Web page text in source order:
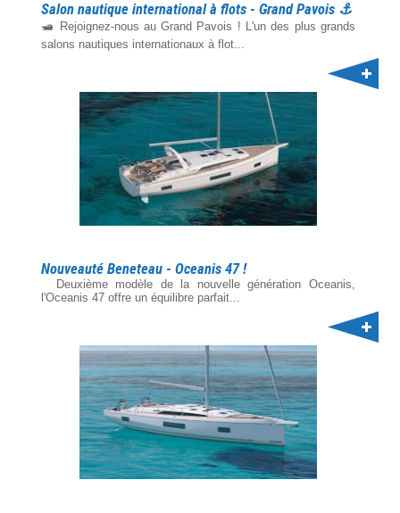
Salon nautique international à flots - Grand Pavois ⚓️
🛥️ Rejoignez-nous au Grand Pavois ! L'un des plus grands
salons nautiques internationaux à flot...
Nouveauté Beneteau - Oceanis 47 !
Deuxième modèle de la nouvelle génération Oceanis,
l'Oceanis 47 offre un équilibre parfait...